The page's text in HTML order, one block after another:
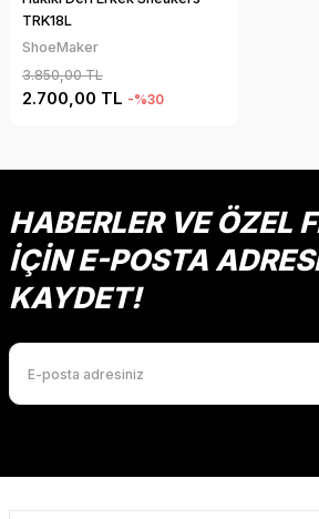
TRK18L
ShoeMaker
3.850,00 TL
2.700,00 TL -%30
HABERLER VE ÖZEL
İÇİN E-POSTA
KAYDET!